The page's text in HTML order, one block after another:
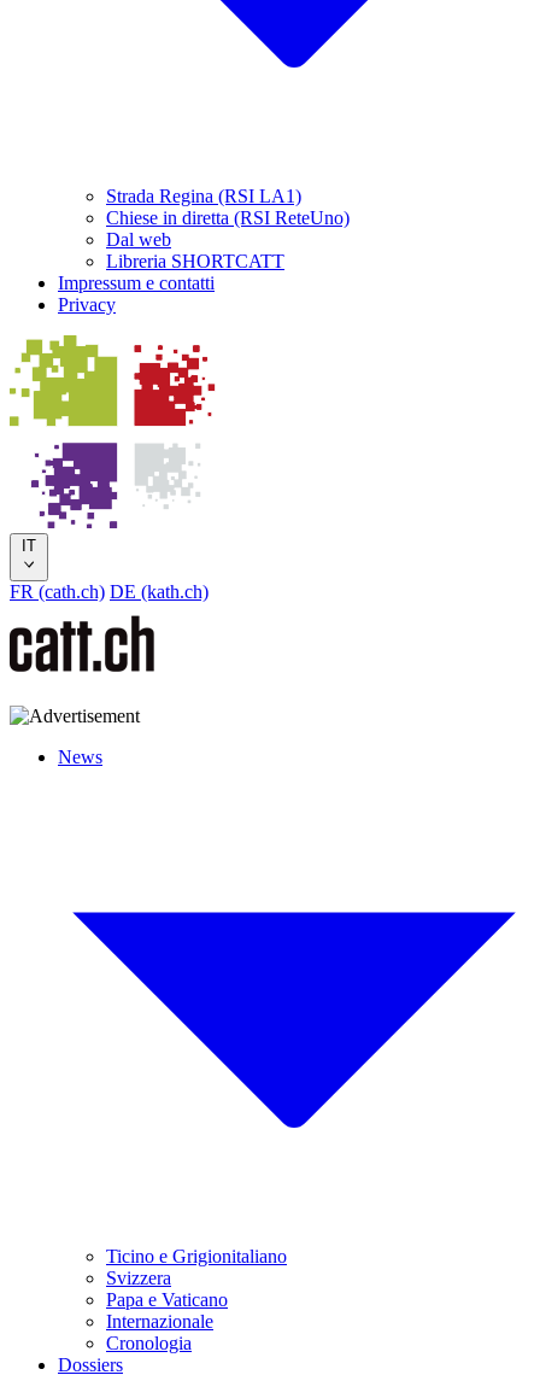
Strada Regina (RSI LA1)
Chiese in diretta (RSI ReteUno)
Dal web
Libreria SHORTCATT
Impressum e contatti
Privacy
IT
FR (cath.ch) DE (kath.ch)
News
Ticino e Grigionitaliano
Svizzera
Papa e Vaticano
Internazionale
Cronologia
Dossiers